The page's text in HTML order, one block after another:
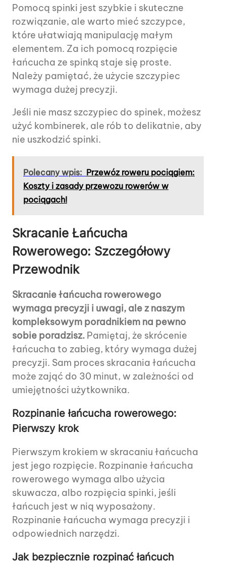
Pomocą spinki jest szybkie i skuteczne
rozwiązanie, ale warto mieć szczypce,
które ułatwiają manipulację małym
elementem. Za ich pomocą rozpięcie
łańcucha ze spinką staje się proste.
Należy pamiętać, że użycie szczypiec
wymaga dużej precyzji.
Jeśli nie masz szczypiec do spinek, możesz
użyć kombinerek, ale rób to delikatnie, aby
nie uszkodzić spinki.
Polecany wpis: Przewóz roweru pociągiem:
Koszty i zasady przewozu rowerów w
pociągach!
Skracanie Łańcucha
Rowerowego: Szczegółowy
Przewodnik
Skracanie łańcucha rowerowego
wymaga precyzji i uwagi, ale z naszym
kompleksowym poradnikiem na pewno
sobie poradzisz. Pamiętaj, że skrócenie
łańcucha to zabieg, który wymaga dużej
precyzji. Sam proces skracania łańcucha
może zająć do 30 minut, w zależności od
umiejętności użytkownika.
Rozpinanie łańcucha rowerowego:
Pierwszy krok
Pierwszym krokiem w skracaniu łańcucha
jest jego rozpięcie. Rozpinanie łańcucha
rowerowego wymaga albo użycia
skuwacza, albo rozpięcia spinki, jeśli
łańcuch jest w nią wyposażony.
Rozpinanie łańcucha wymaga precyzji i
odpowiednich narzędzi.
Jak bezpiecznie rozpinać łańcuch